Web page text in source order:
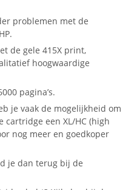
problemen met de
de gele 415X print,
hoogwaardige
pagina’s.
je vaak de mogelijkheid om
cartridge een XL/HC (high
nog meer en goedkoper
je dan terug bij de